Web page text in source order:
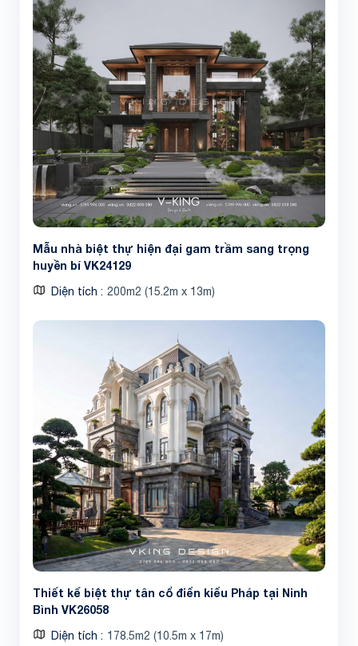
Mẫu nhà biệt thự hiện đại gam trầm sang trọng
huyền bí VK24129
Diện tích 200m2 (15.2m x 13m)
Thiết kế biệt thự tân cổ điển kiểu Pháp tại Ninh
Bình VK26058
Diện tích 178.5m2 (10.5m x 17m)